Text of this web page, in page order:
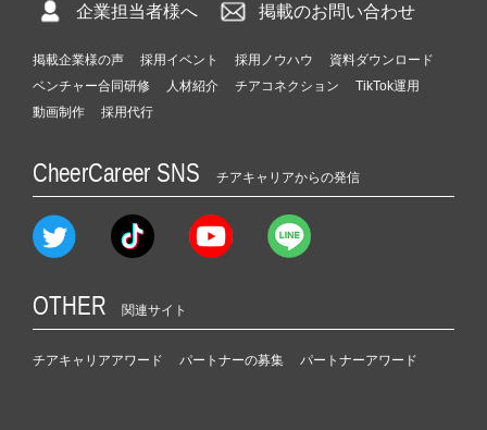
企業担当者様へ 掲載のお問い合わせ
掲載企業様の声 採用イベント 採用ノウハウ
資料ダウンロード
ベンチャー合同研修
人材紹介 チアコネクション
TikTok運用
動画制作
採用代行
CheerCareer SNS チアキャリアからの発信
OTHER 関連サイト
チアキャリアアワード パートナーの募集 パートナーアワード